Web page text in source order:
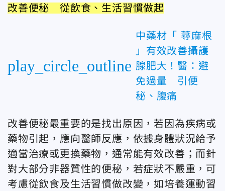
改善便秘 從飲食、生活習慣做起
play_circle_outline
中藥材「 蕁麻根
」有效改善攝護
腺肥大！醫：避
免過量 引便
秘、腹痛
改善便秘最重要的是找出原因，若因為疾病或
藥物引起，應向醫師反應，依據身體狀況給予
適當治療或更換藥物，通常能有效改善；而針
對大部分非器質性的便秘，若症狀不嚴重，可
考慮從飲食及生活習慣做改變，如培養運動習